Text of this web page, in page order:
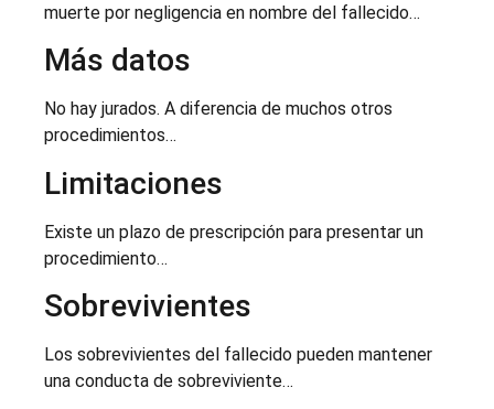
muerte por negligencia en nombre del fallecido…
Más datos
No hay jurados. A diferencia de muchos otros
procedimientos…
Limitaciones
Existe un plazo de prescripción para presentar un
procedimiento…
Sobrevivientes
Los sobrevivientes del fallecido pueden mantener
una conducta de sobreviviente…